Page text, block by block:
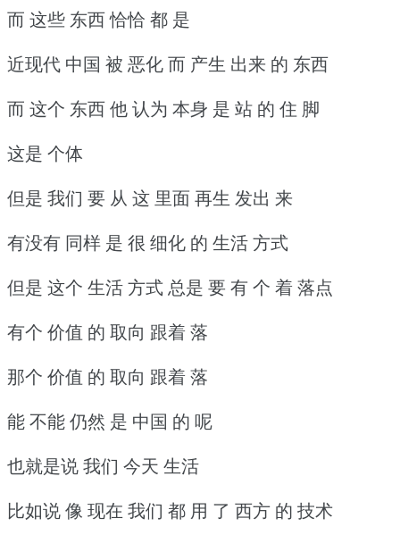
而 这些 东西 恰恰 都 是
近现代 中国 被 恶化 而 产生 出来 的 东西
而 这个 东西 他 认为 本身 是 站 的 住 脚
这是 个体
但是 我们 要 从 这 里面 再生 发出 来
有没有 同样 是 很 细化 的 生活 方式
但是 这个 生活 方式 总是 要 有 个 着 落点
有个 价值 的 取向 跟着 落
那个 价值 的 取向 跟着 落
能 不能 仍然 是 中国 的 呢
也就是说 我们 今天 生活
比如说 像 现在 我们 都 用 了 西方 的 技术